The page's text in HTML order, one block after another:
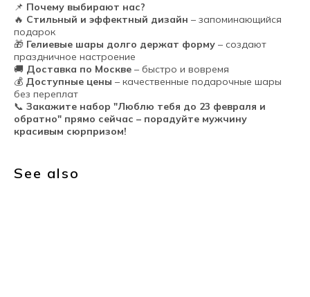
📌 Почему выбирают нас?
🔥 Стильный и эффектный дизайн – запоминающийся
подарок
🎁 Гелиевые шары долго держат форму – создают
праздничное настроение
🚚 Доставка по Москве – быстро и вовремя
💰 Доступные цены – качественные подарочные шары
без переплат
📞 Закажите набор "Люблю тебя до 23 февраля и
обратно" прямо сейчас – порадуйте мужчину
красивым сюрпризом!
See also